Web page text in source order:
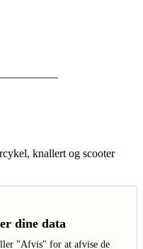
knallert og scooter
dine data
"Afvis" for at afvise de